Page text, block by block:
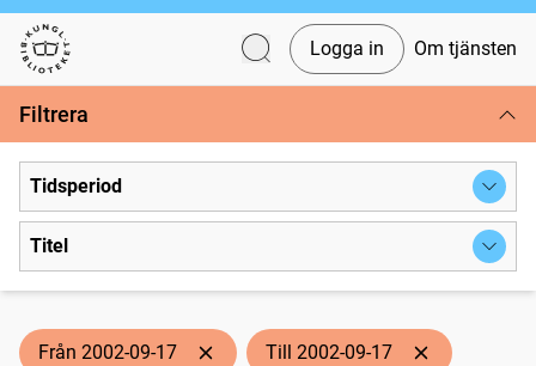
Svenska tidningar
Logga in Om tjänsten
Filtrera
Tidsperiod
Titel
Från 2002-09-17 Till 2002-09-17